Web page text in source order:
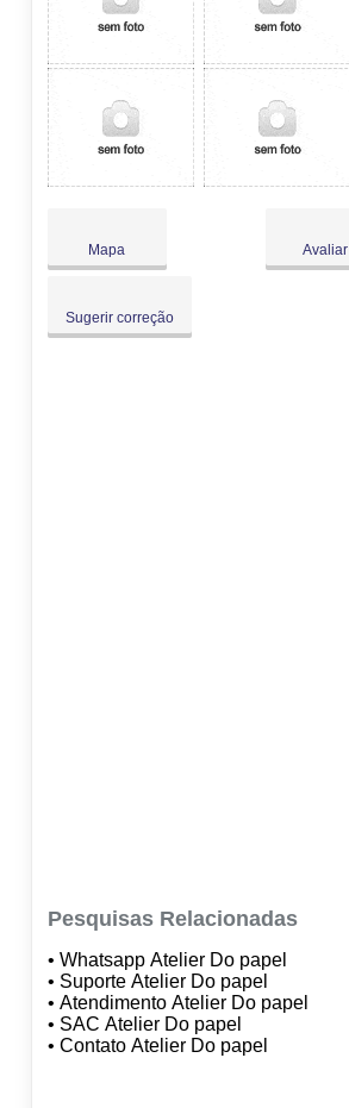
Mapa Avaliar
Sugerir correção
Pesquisas Relacionadas
• Whatsapp Atelier Do papel
• Suporte Atelier Do papel
• Atendimento Atelier Do papel
• SAC Atelier Do papel
• Contato Atelier Do papel